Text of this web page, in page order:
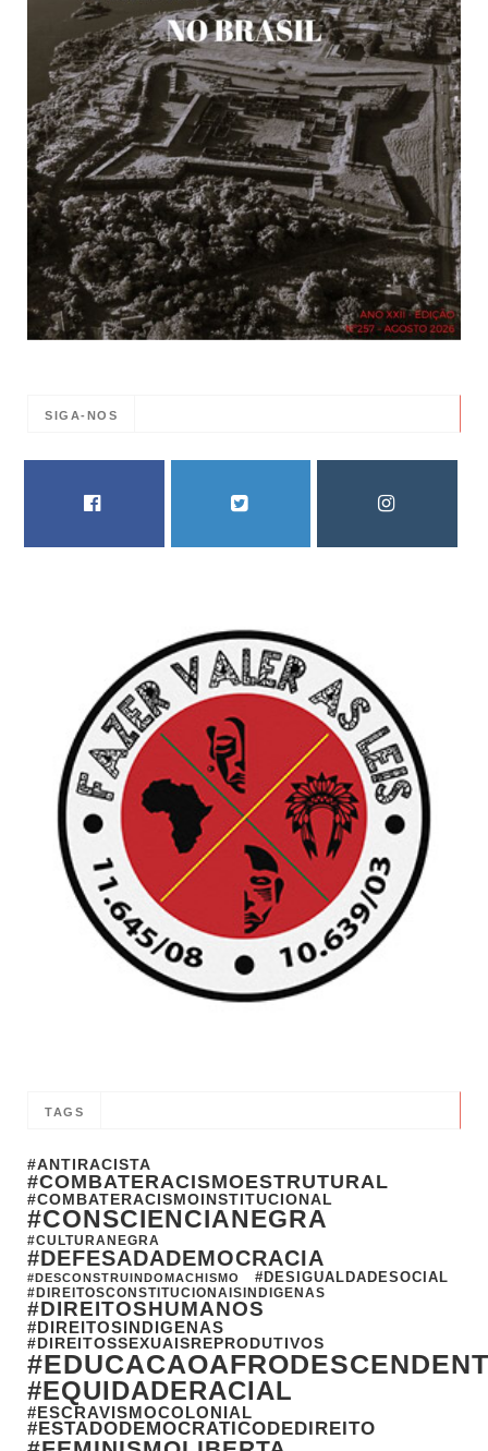
SIGA-NOS
TAGS
#ANTIRACISTA
#COMBATERACISMOESTRUTURAL
#COMBATERACISMOINSTITUCIONAL
#CONSCIENCIANEGRA
#CULTURANEGRA
#DEFESADADEMOCRACIA
#DESCONSTRUINDOMACHISMO #DESIGUALDADESOCIAL
#DIREITOSCONSTITUCIONAISINDIGENAS
#DIREITOSHUMANOS
#DIREITOSINDIGENAS
#DIREITOSSEXUAISREPRODUTIVOS
#EQUIDADERACIAL
#ESCRAVISMOCOLONIAL
#ESTADODEMOCRATICODEDIREITO